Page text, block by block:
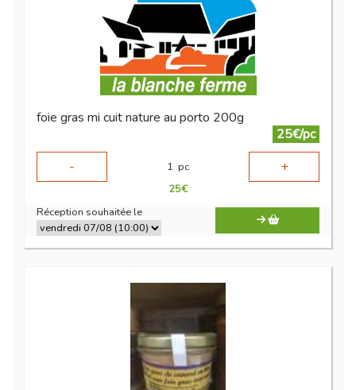
foie gras mi cuit nature au porto 200g
25€/pc
-
1 pc +
25€
Réception souhaitée le